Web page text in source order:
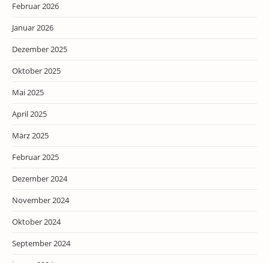
Februar 2026
Januar 2026
Dezember 2025
Oktober 2025
Mai 2025
April 2025
März 2025
Februar 2025
Dezember 2024
November 2024
Oktober 2024
September 2024